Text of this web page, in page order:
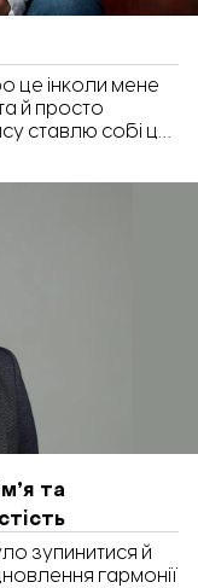
це інколи мене
й просто
ставлю собі це
що поруч завжди
й, коли це
та
зупинитися й
гармонії